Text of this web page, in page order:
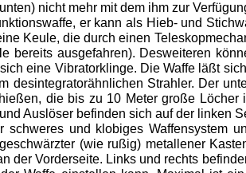
nicht mehr mit dem ihm zur
er kann als Hieb- und
Keule, die durch einen
bereits ausgefahren). Desweiteren
eine Vibratorklinge. Die Waffe läßt
desintegratorähn­lichen Strahler. Der
die bis zu 10 Meter große
Auslöser befinden sich auf der linken
schweres und klobiges Waffensystem
(wie rußig) metallener
der Vorderseite. Links und rechts